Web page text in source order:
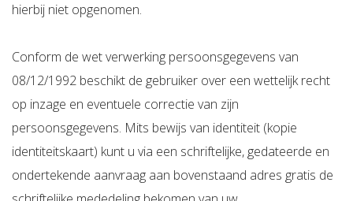
hierbij niet opgenomen.
Conform de wet verwerking persoonsgegevens van
08/12/1992 beschikt de gebruiker over een wettelijk recht
op inzage en eventuele correctie van zijn
persoonsgegevens. Mits bewijs van identiteit (kopie
identiteitskaart) kunt u via een schriftelijke, gedateerde en
ondertekende aanvraag aan bovenstaand adres gratis de